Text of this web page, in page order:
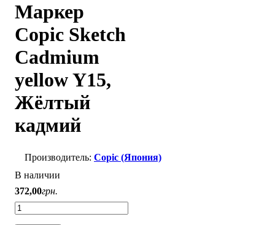
Маркер
Copic Sketch
Cadmium
yellow Y15,
Жёлтый
кадмий
Copic (Япония)
В наличии
372,00грн.